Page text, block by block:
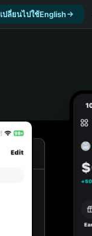
เปลี่ยนไปใช้English